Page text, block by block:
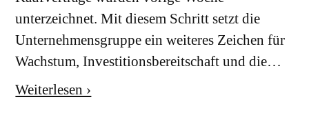
unterzeichnet. Mit diesem Schritt setzt die
Unternehmensgruppe ein weiteres Zeichen für
Wachstum, Investitionsbereitschaft und die…
Weiterlesen ›